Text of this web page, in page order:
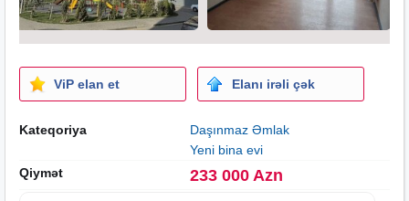
ViP elan et Elanı irəli çək
Kateqoriya
Daşınmaz Əmlak
Yeni bina evi
Qiymət
233 000 Azn